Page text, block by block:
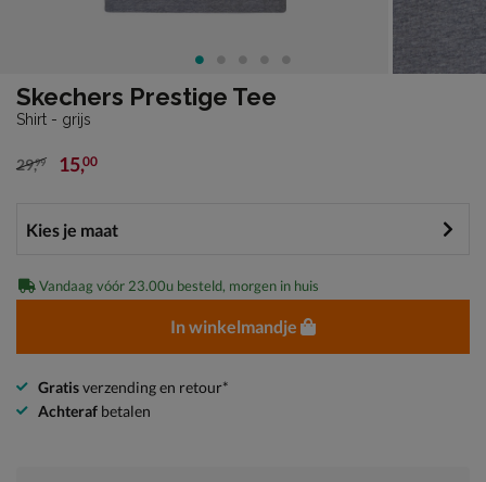
Skechers Prestige Tee
Shirt - grijs
van € 29,99 voor € 15,00
29,99 15,00
Vandaag vóór 23.00u besteld, morgen in huis
In winkelmandje
Gratisverzending en retour*
Achteraf betalen